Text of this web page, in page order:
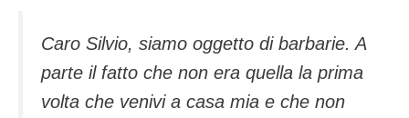
Caro Silvio, siamo oggetto di barbarie. A
parte il fatto che non era quella la prima
volta che venivi a casa mia e che non